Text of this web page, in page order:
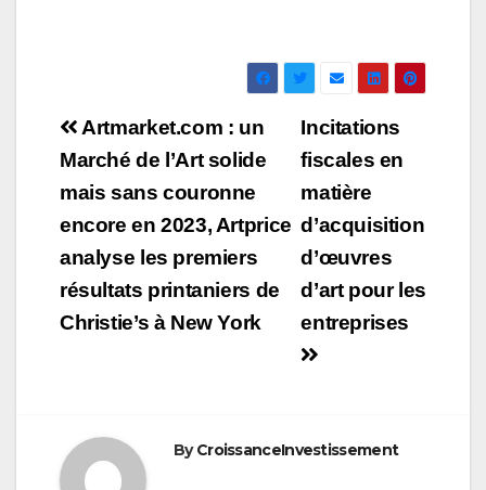
Navigation
de
l’article
Incitations
fiscales en
matière
d’acquisition
d’œuvres
d’art pour les
entreprises
Artmarket.com : un
Marché de l’Art solide
mais sans couronne
encore en 2023, Artprice
analyse les premiers
résultats printaniers de
Christie’s à New York
ByCroissanceInvestissement